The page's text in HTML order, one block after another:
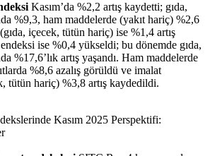
Kasım’da %2,2 artış kaydetti; gıda,
%9,3, ham maddelerde (yakıt hariç) %2,6
içecek, tütün hariç) ise %1,4 artış
ise %0,4 yükseldi; bu dönemde gıda,
%17,6’lık artış yaşandı. Ham maddelerde
%8,6 azalış görüldü ve imalat
tütün hariç) %3,8 artış kaydedildi.